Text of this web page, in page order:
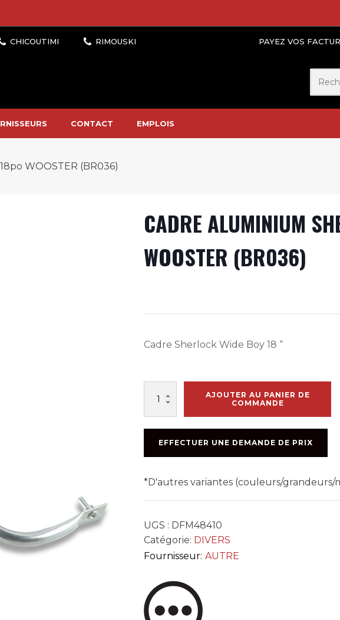
PAYEZ VOS
CONTACT EMPLOIS
WOOSTER (BR036)
CADRE ALUMINIUM
WOOSTER (BR036)
Cadre Sherlock Wide Boy 18 “
WOOSTER
AJOUTER AU PANIER DE
COMMANDE
EFFECTUER UNE DEMANDE DE PRIX
*D'autres variantes (couleurs/
UGS : DFM48410
Catégorie: DIVERS
Fournisseur: AUTRE